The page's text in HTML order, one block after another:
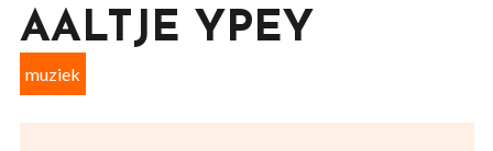
AALTJE YPEY
muziek